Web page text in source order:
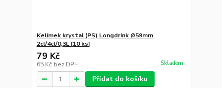
Kelímek krystal (PS) Longdrink Ø59mm
2cl/4cl/0,3L [10 ks]
79 Kč
65 Kč bez DPH Skladem
Přidat do košíku